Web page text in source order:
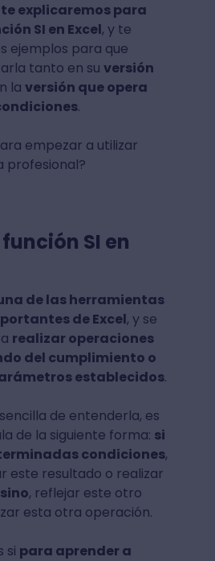
te explicaremos para
SI en Excel, y te
ejemplos para que
tanto en su versión
la versión que opera
.
empezar a utilizar
profesional?
SI en
de las herramientas
de Excel, y se
realizar operaciones
del cumplimiento o
establecidos.
de entenderla, es
de la siguiente forma: si
condiciones,
este resultado o realizar
sino, reflejar este otro
esta otra operación.
si para aprender a